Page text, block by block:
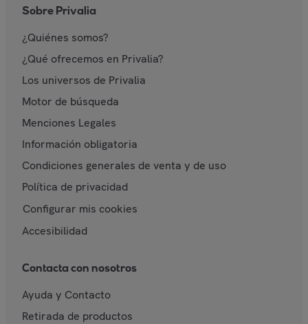
Sobre Privalia
¿Quiénes somos?
¿Qué ofrecemos en Privalia?
Los universos de Privalia
Motor de búsqueda
Menciones Legales
Información obligatoria
Condiciones generales de venta y de uso
Política de privacidad
Configurar mis cookies
Accesibilidad
Contacta con nosotros
Ayuda y Contacto
Retirada de productos